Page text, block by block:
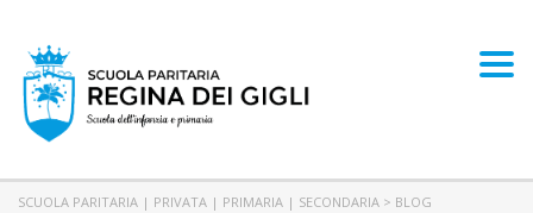
SCUOLA PARITARIA | PRIVATA | PRIMARIA | SECONDARIA > BLOG